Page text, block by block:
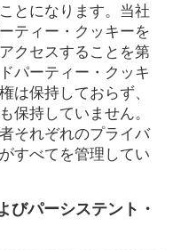
とになります。当社
ティー・クッキーを
クセスすることを第
パーティー・クッキ
は保持しておらず、
保持していません。
それぞれのプライバ
すべてを管理してい
びパーシステント・